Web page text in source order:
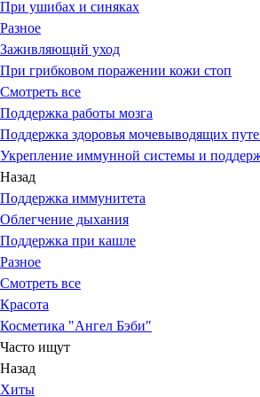
При ушибах и синяках
Разное
Заживляющий уход
При грибковом поражении кожи стоп
Смотреть все
Поддержка работы мозга
Поддержка здоровья мочевыводящих
Укрепление иммунной системы и
Назад
Поддержка иммунитета
Облегчение дыхания
Поддержка при кашле
Разное
Смотреть все
Красота
Косметика "Ангел Бэби"
Часто ищут
Назад
Хиты